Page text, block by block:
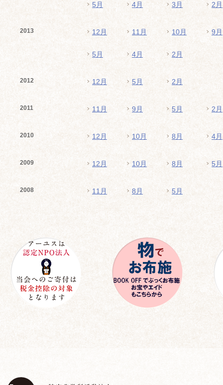
5月 4月 3月 2月
2013 12月 11月 10月 9月
5月 4月 2月
2012 12月 5月 2月
2011 11月 9月 5月 2月
2010 12月 10月 8月 4月
2009 12月 10月 8月 5月
2008 11月 8月 5月